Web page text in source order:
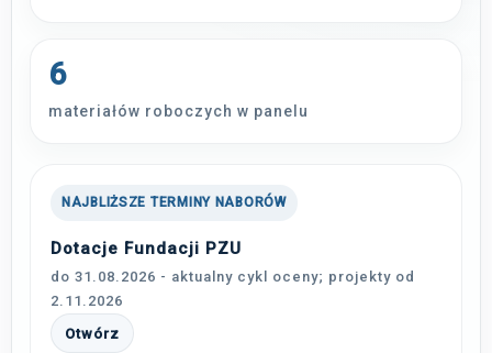
6
materiałów roboczych w panelu
NAJBLIŻSZE TERMINY NABORÓW
Dotacje Fundacji PZU
do 31.08.2026 - aktualny cykl oceny; projekty od
2.11.2026
Otwórz